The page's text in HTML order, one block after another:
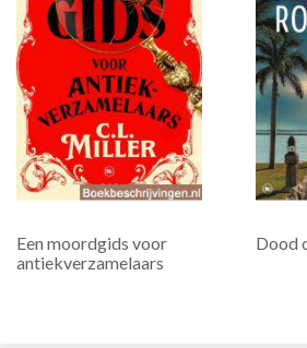
Een moordgids voor
antiekverzamelaars
Dood